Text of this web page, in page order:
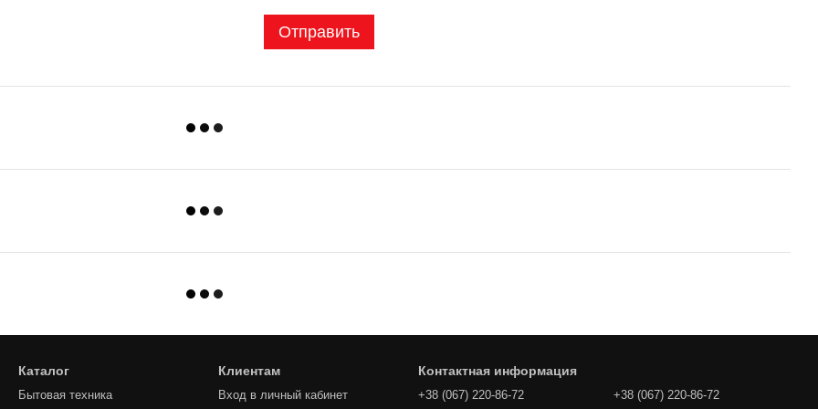
Отправить
Каталог
Бытовая техника
Клиентам
Вход в личный кабинет
Контактная информация
+38 (067) 220-86-72 +38 (067) 220-86-72